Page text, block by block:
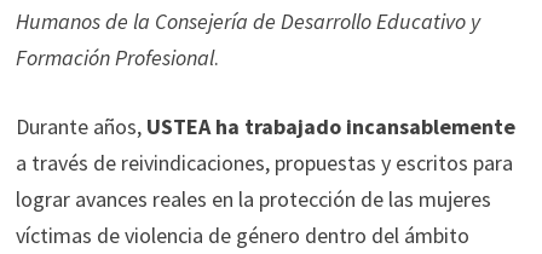
Humanos de la Consejería de Desarrollo Educativo y
Formación Profesional.
Durante años, USTEA ha trabajado incansablemente
a través de reivindicaciones, propuestas y escritos para
lograr avances reales en la protección de las mujeres
víctimas de violencia de género dentro del ámbito